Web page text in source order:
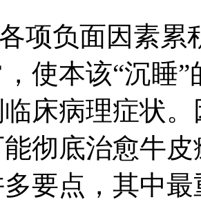
项负面因素累
使本该“沉睡
床病理症状
能彻底治愈牛
要点，其中